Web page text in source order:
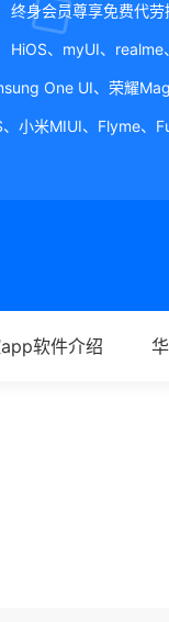
终身会员尊享免费代
HiOS、myUI、
One UI、荣耀
小米MIUI、Flyme、
软件介绍